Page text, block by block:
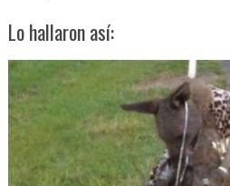
Lo hallaron así: